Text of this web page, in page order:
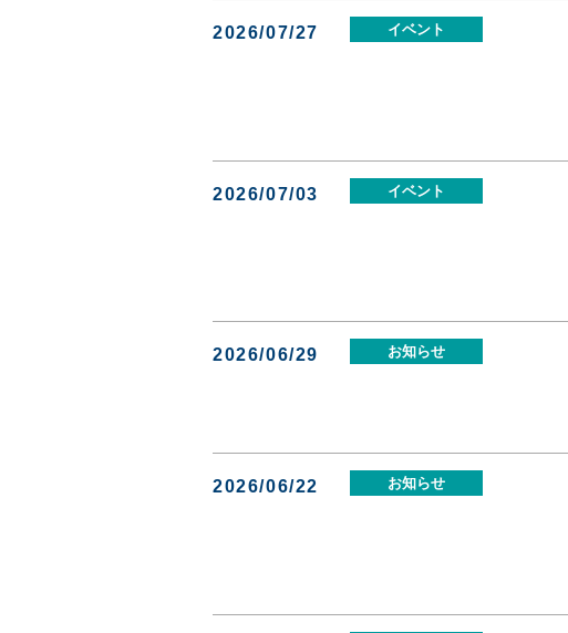
2026/07/27 イベント
2026/07/03 イベント
2026/06/29 お知らせ
2026/06/22 お知らせ